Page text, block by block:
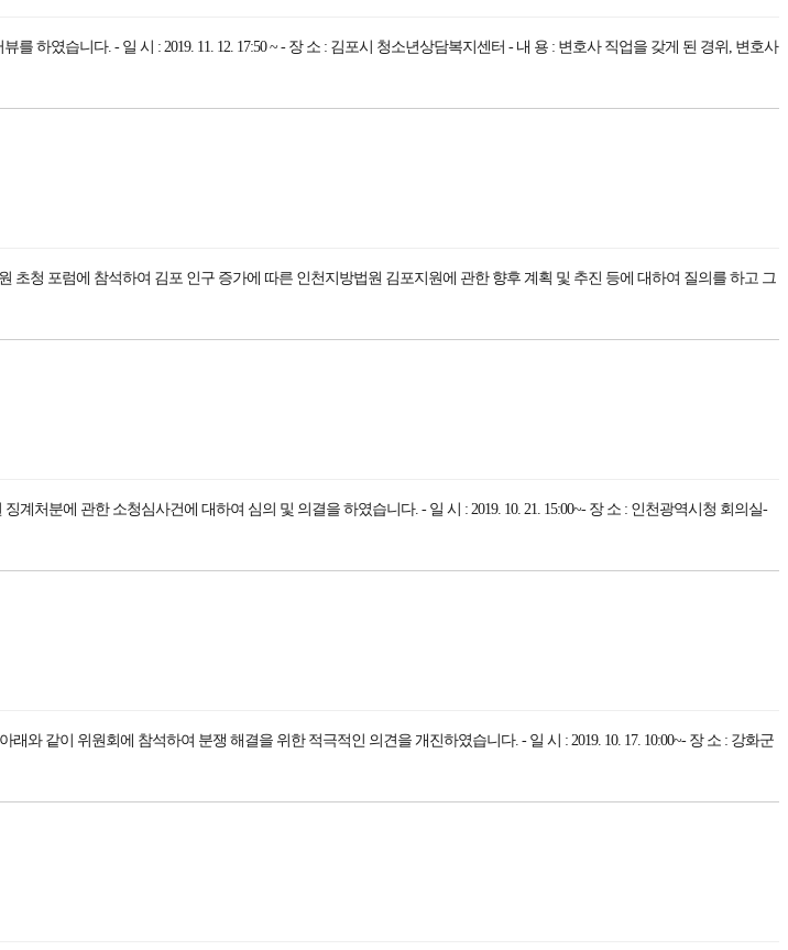
하였습니다. - 일 시 : 2019. 11. 12. 17:50 ~ - 장 소 : 김포시 청소년상담복지센터 - 내 용 : 변호사 직업을 갖게 된 경위, 변호사
초청 포럼에 참석하여 김포 인구 증가에 따른 인천지방법원 김포지원에 관한 향후 계획 및 추진 등에 대하여 질의를 하고 그
처분에 관한 소청심사건에 대하여 심의 및 의결을 하였습니다. - 일 시 : 2019. 10. 21. 15:00~- 장 소 : 인천광역시청 회의실-
와 같이 위원회에 참석하여 분쟁 해결을 위한 적극적인 의견을 개진하였습니다. - 일 시 : 2019. 10. 17. 10:00~- 장 소 : 강화군